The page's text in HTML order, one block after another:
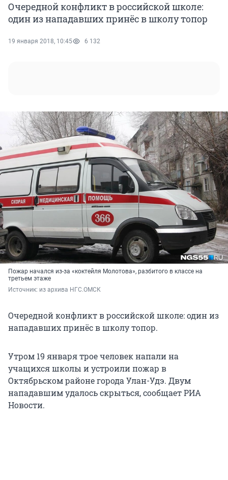
Очередной конфликт в российской школе:
один из нападавших принёс в школу топор
19 января 2018, 10:45 6 132
Пожар начался из-за «коктейля Молотова», разбитого в классе на
третьем этаже
Источник: из архива НГС.ОМСК
Очередной конфликт в российской школе: один из
нападавших принёс в школу топор.
Утром 19 января трое человек напали на
учащихся школы и устроили пожар в
Октябрьском районе города Улан-Удэ. Двум
нападавшим удалось скрыться, сообщает РИА
Новости.